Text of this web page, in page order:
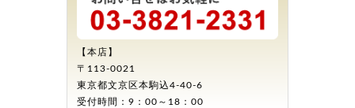
【本店】
〒113-0021
東京都文京区本駒込4-40-6
受付時間：9：00～18：00